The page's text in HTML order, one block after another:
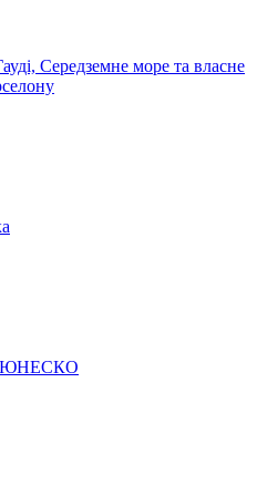
Середземне море та власне
ЮНЕСКО